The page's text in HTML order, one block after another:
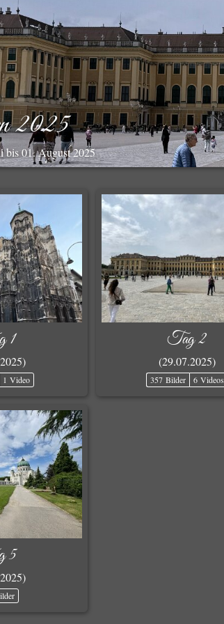
2025
bis 01. August 2025
1
1 Video
Tag 2
(29.07.2025)
357 Bilder 6 Videos
5